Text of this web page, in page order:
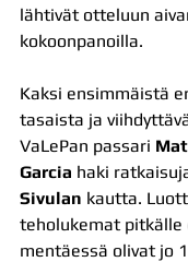
lähtivät otteluun
kokoonpanoilla.
Kaksi ensimmäistä
tasaista ja
VaLePan passari
Garcia haki
Sivulan kautta.
teholukemat pitkälle
mentäessä olivat jo